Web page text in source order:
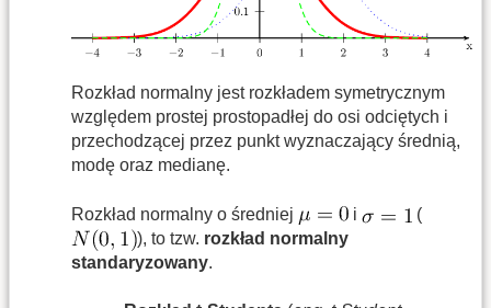
Rozkład normalny jest rozkładem symetrycznym
względem prostej prostopadłej do osi odciętych i
przechodzącej przez punkt wyznaczający średnią,
modę oraz medianę.
Rozkład normalny o średniej i
(
), to tzw. rozkład normalny
standaryzowany.